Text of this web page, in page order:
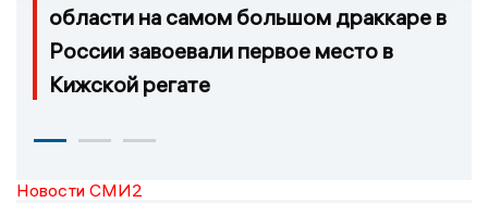
области на самом большом драккаре в
России завоевали первое место в
Кижской регате
Новости СМИ2